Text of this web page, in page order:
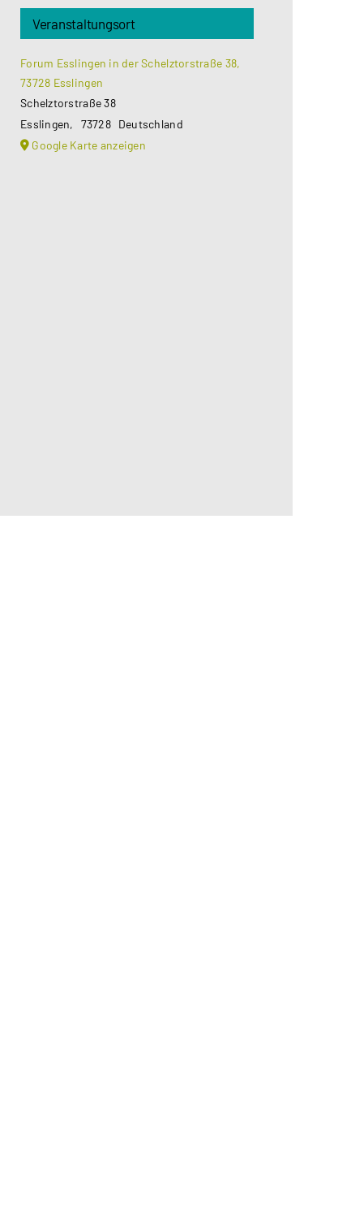
Veranstaltungsort
Forum Esslingen in der Schelztorstraße 38,
73728 Esslingen
Schelztorstraße 38
Esslingen, 73728 Deutschland
Google Karte anzeigen